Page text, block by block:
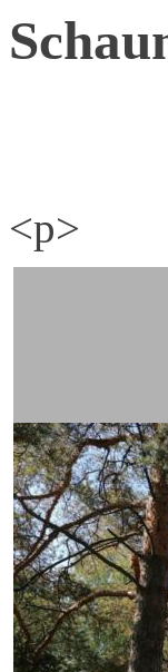
<p>